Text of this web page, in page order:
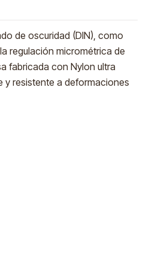
de oscuridad (DIN), como
regulación micrométrica de
fabricada con Nylon ultra
y resistente a deformaciones